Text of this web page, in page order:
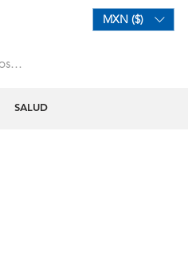
MXN ($)
SALUD